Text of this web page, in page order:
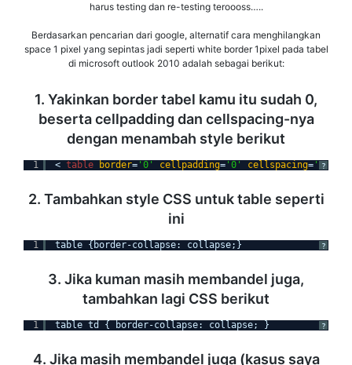
harus testing dan re-testing teroooss…..
Berdasarkan pencarian dari google, alternatif cara menghilangkan
space 1 pixel yang sepintas jadi seperti white border 1pixel pada tabel
di microsoft outlook 2010 adalah sebagai berikut:
1. Yakinkan border tabel kamu itu sudah 0,
beserta cellpadding dan cellspacing-nya
dengan menambah style berikut
?
1 < table border= '0' cellpadding= '0' cellspacing= '0'
2. Tambahkan style CSS untuk table seperti
ini
?
1 table {border-collapse: collapse;}
3. Jika kuman masih membandel juga,
tambahkan lagi CSS berikut
?
1 table td { border-collapse: collapse; }
4. Jika masih membandel juga (kasus saya